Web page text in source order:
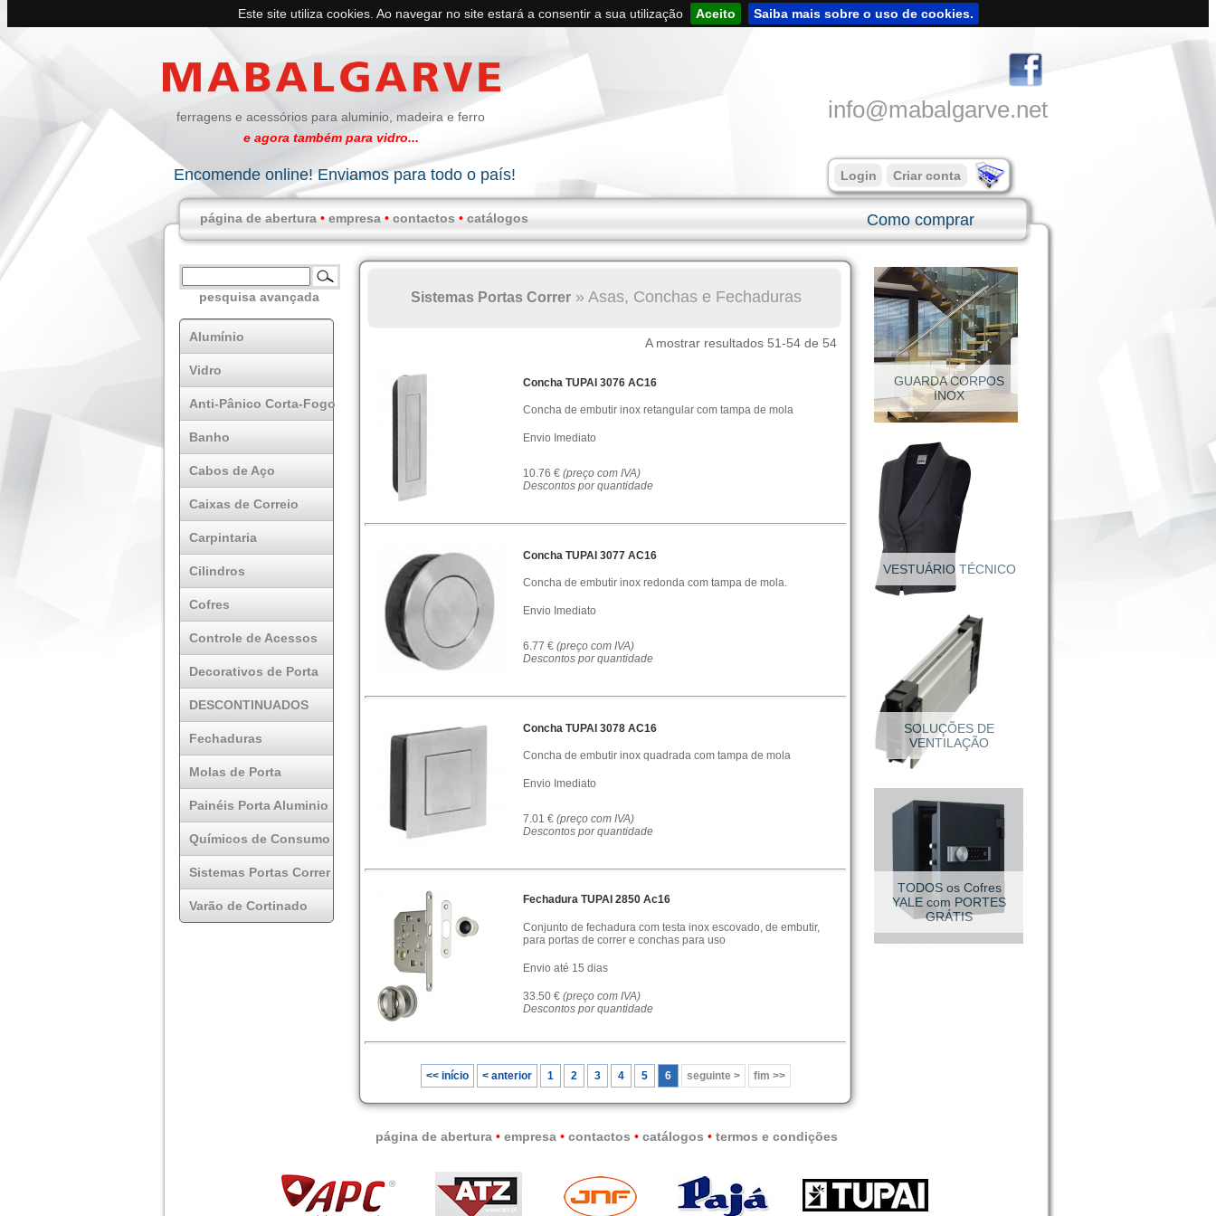
Este site utiliza cookies. Ao navegar no site estará a consentir a sua utilização Aceito Saiba mais sobre o uso de cookies.
ferragens e acessórios para aluminio, madeira e ferro
e agora também para vidro...
info@mabalgarve.net
Encomende online! Enviamos para todo o país! Login Criar conta
página de abertura • empresa • contactos • catálogos Como comprar
pesquisa avançada
Alumínio
Vidro
Anti-Pânico Corta-Fogo
Banho
Cabos de Aço
Caixas de Correio
Carpintaria
Cilindros
Cofres
Controle de Acessos
Decorativos de Porta
DESCONTINUADOS
Fechaduras
Molas de Porta
Painéis Porta Aluminio
Químicos de Consumo
Sistemas Portas Correr
Varão de Cortinado
Sistemas Portas Correr » Asas, Conchas e Fechaduras
A mostrar resultados 51-54 de 54
Concha TUPAI 3076 AC16
Concha de embutir inox retangular com tampa de mola
Envio Imediato
10.76 € (preço com IVA)
Descontos por quantidade
Concha TUPAI 3077 AC16
Concha de embutir inox redonda com tampa de mola.
Envio Imediato
6.77 € (preço com IVA)
Descontos por quantidade
Concha TUPAI 3078 AC16
Concha de embutir inox quadrada com tampa de mola
Envio Imediato
7.01 € (preço com IVA)
Descontos por quantidade
Fechadura TUPAI 2850 Ac16
Conjunto de fechadura com testa inox escovado, de embutir,
para portas de correr e conchas para uso
Envio até 15 dias
33.50 € (preço com IVA)
Descontos por quantidade
<< início < anterior 1 2 3 4 5 6 seguinte > fim >>
página de abertura • empresa • contactos • catálogos • termos e condições
SUPORTES INOX
VESTUÁRIO TÉCNICO
Calçado Segurança
VESTUÁRIO TÉCNICO